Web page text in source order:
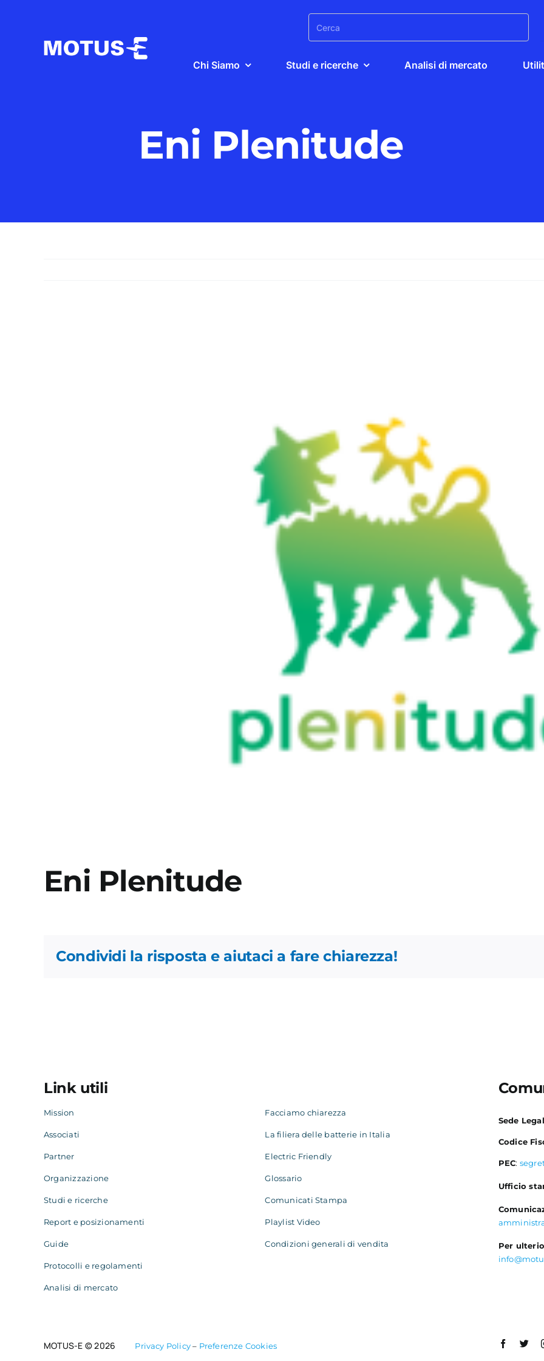
contenuto
Search
for:
Chi Siamo Studi e ricerche Analisi di mercato
Eni Plenitude
Eni Plenitude
Condividi la risposta e aiutaci a fare chiarezza!
Link utili
Mission
Associati
Partner
Organizzazione
Studi e ricerche
Report e posizionamenti
Guide
Protocolli e regolamenti
Analisi di mercato
Facciamo chiarezza
La filiera delle batterie in Italia
Electric Friendly
Glossario
Comunicati Stampa
Playlist Video
Condizioni generali di vendita
Sede
Codice
PEC:
Ufficio
Per
MOTUS-E © 2026 Privacy Policy– Preferenze Cookies